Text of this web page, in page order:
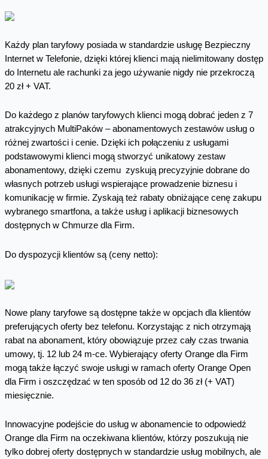
Każdy plan taryfowy posiada w standardzie usługę Bezpieczny
Internet w Telefonie, dzięki której klienci mają nielimitowany dostęp
do Internetu ale rachunki za jego używanie nigdy nie przekroczą
20 zł + VAT.
Do każdego z planów taryfowych klienci mogą dobrać jeden z 7
atrakcyjnych MultiPaków – abonamentowych zestawów usług o
różnej zwartości i cenie. Dzięki ich połączeniu z usługami
podstawowymi klienci mogą stworzyć unikatowy zestaw
abonamentowy, dzięki czemu zyskują precyzyjnie dobrane do
własnych potrzeb usługi wspierające prowadzenie biznesu i
komunikację w firmie. Zyskają też rabaty obniżające cenę zakupu
wybranego smartfona, a także usług i aplikacji biznesowych
dostępnych w Chmurze dla Firm.
Do dyspozycji klientów są (ceny netto):
Nowe plany taryfowe są dostępne także w opcjach dla klientów
preferujących oferty bez telefonu. Korzystając z nich otrzymają
rabat na abonament, który obowiązuje przez cały czas trwania
umowy, tj. 12 lub 24 m-ce. Wybierający oferty Orange dla Firm
mogą także łączyć swoje usługi w ramach oferty Orange Open
dla Firm i oszczędzać w ten sposób od 12 do 36 zł (+ VAT)
miesięcznie.
Innowacyjne podejście do usług w abonamencie to odpowiedź
Orange dla Firm na oczekiwana klientów, którzy poszukują nie
tylko dobrej oferty dostępnych w standardzie usług mobilnych, ale